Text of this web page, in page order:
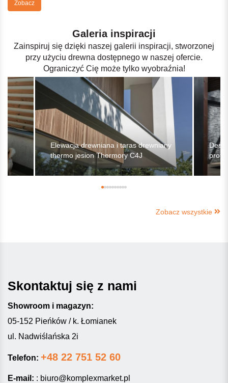
Zobacz
Galeria inspiracji
Zainspiruj się dzięki naszej galerii inspiracji, stworzonej
przy użyciu drewna dostępnego w naszej ofercie.
Ograniczyć Cię może tylko wyobraźnia!
Elewacja drewniana i taras drewniany
thermo jesion Thermory C4J
profil
Zobacz wszystkie
Skontaktuj się z nami
Showroom i magazyn:
05-152 Pieńków / k. Łomianek
ul. Nadwiślańska 2i
Telefon: +48 22 751 52 60
E-mail: : biuro@komplexmarket.pl